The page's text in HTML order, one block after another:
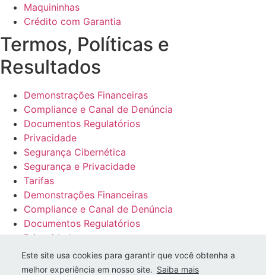
Este site usa cookies para garantir que você obtenha a
melhor experiência em nosso site. Saiba mais
Maquininhas
Crédito com Garantia
Termos, Políticas e
Resultados
Demonstrações Financeiras
Compliance e Canal de Denúncia
Documentos Regulatórios
Privacidade
Segurança Cibernética
Segurança e Privacidade
Tarifas
Demonstrações Financeiras
Compliance e Canal de Denúncia
Documentos Regulatórios
Privacidade
Segurança Cibernética
Segurança e Privacidade